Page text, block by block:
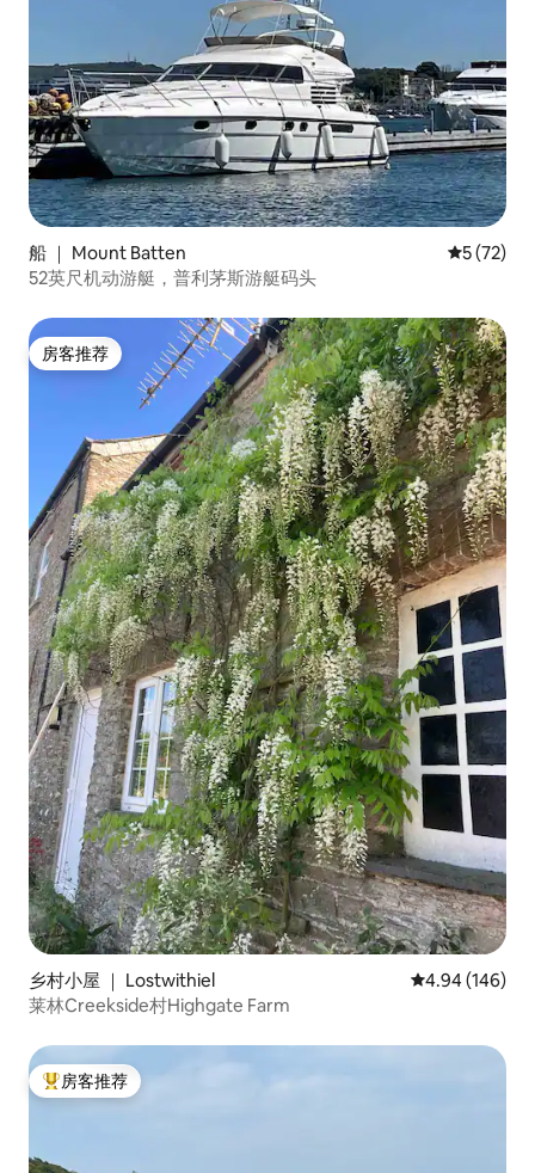
船 ｜ Mount Batten 平均评分
5 (72)
52英尺机动游艇，普利茅斯游艇码头
房客推荐
房客推荐
乡村小屋 ｜ Lostwithiel 平均评分 4.94
4.94 (146)
莱林Creekside村Highgate Farm
热门「房客推荐」
房客推荐